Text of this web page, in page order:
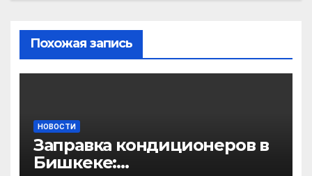
Похожая запись
НОВОСТИ
Заправка кондиционеров в
Бишкеке: